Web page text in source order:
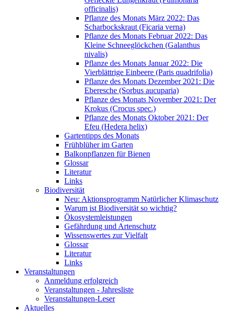
officinalis)
Pflanze des Monats März 2022: Das
Scharbockskraut (Ficaria verna)
Pflanze des Monats Februar 2022: Das
Kleine Schneeglöckchen (Galanthus
nivalis)
Pflanze des Monats Januar 2022: Die
Vierblättrige Einbeere (Paris quadrifolia)
Pflanze des Monats Dezember 2021: Die
Eberesche (Sorbus aucuparia)
Pflanze des Monats November 2021: Der
Krokus (Crocus spec.)
Pflanze des Monats Oktober 2021: Der
Efeu (Hedera helix)
Gartentipps des Monats
Frühblüher im Garten
Balkonpflanzen für Bienen
Glossar
Literatur
Links
Biodiversität
Neu: Aktionsprogramm Natürlicher Klimaschutz
Warum ist Biodiversität so wichtig?
Ökosystemleistungen
Gefährdung und Artenschutz
Wissenswertes zur Vielfalt
Glossar
Literatur
Links
Veranstaltungen
Anmeldung erfolgreich
Veranstaltungen - Jahresliste
Veranstaltungen-Leser
Aktuelles